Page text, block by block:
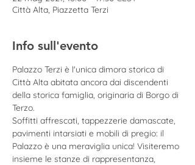
Città Alta, Piazzetta Terzi
Info sull'evento
Palazzo Terzi è l'unica dimora storica di
Città Alta abitata ancora dai discendenti
della storica famiglia, originaria di Borgo di
Terzo.
Soffitti affrescati, tappezzerie damascate,
pavimenti intarsiati e mobili di pregio: il
Palazzo è una meraviglia unica! Visiteremo
insieme le stanze di rappresentanza,